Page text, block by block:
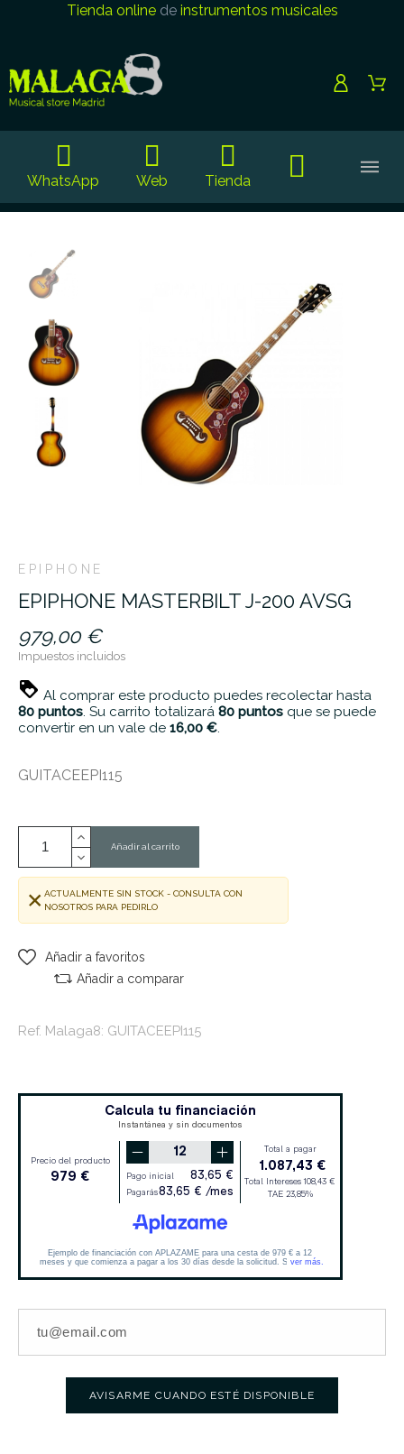
Tienda onlinede instrumentos musicales
WhatsApp Web Tienda
EPIPHONE
EPIPHONE MASTERBILT J-200 AVSG
979,00 €
Impuestos incluidos
Al comprar este producto puedes recolectar hasta
80 puntos. Su carrito totalizará 80 puntos que se puede
convertir en un vale de 16,00 €.
GUITACEEPI115
Añadir al carrito
ACTUALMENTE SIN STOCK - CONSULTA CON
NOSOTROS PARA PEDIRLO
Añadir a favoritos
Añadir a comparar
Ref. Malaga8: GUITACEEPI115
AVISARME CUANDO ESTÉ DISPONIBLE